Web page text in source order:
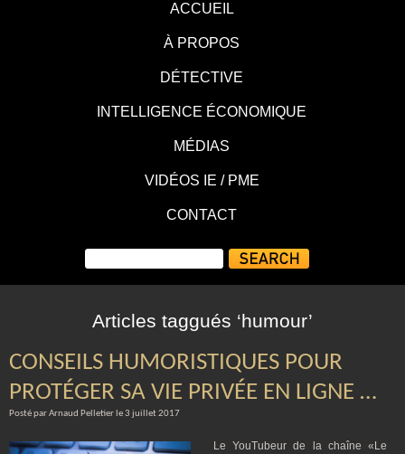
ACCUEIL
À PROPOS
DÉTECTIVE
INTELLIGENCE ÉCONOMIQUE
MÉDIAS
VIDÉOS IE / PME
CONTACT
Articles taggués ‘humour’
CONSEILS HUMORISTIQUES POUR
PROTÉGER SA VIE PRIVÉE EN LIGNE …
Posté par Arnaud Pelletier le 3 juillet 2017
Le YouTubeur de la chaîne «Le